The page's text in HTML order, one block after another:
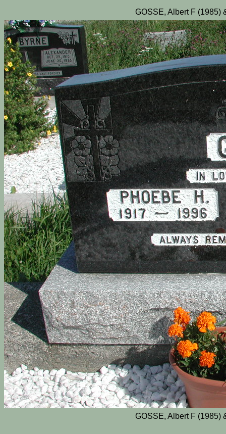
GOSSE, Albert F (1985)
GOSSE, Albert F (1985)